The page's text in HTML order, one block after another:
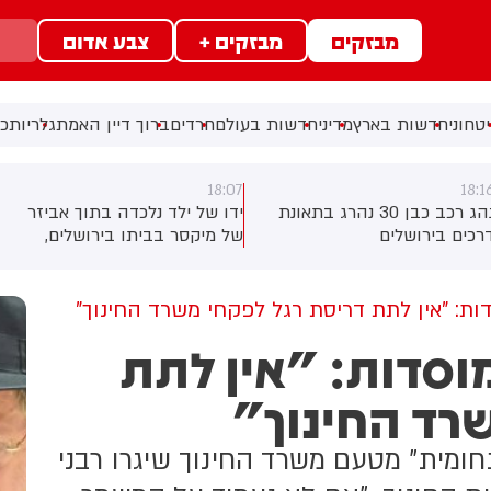
מבזקים מבזקים + צבע אדום
חדשות בארץמדיניחדשות בעולםחרדיםברוך דיין האמתגלריות
נהג רכב כבן 30 נהרג בתאונת
בירושלים
18:07
ידו של ילד נלכדה בתוך אביזר
של מיקסר בביתו בירושלים,
"אין לתת דריסת רגל לפקחי משרד החינוך"
"אין לתת
החינוך"
מטעם משרד החינוך שיגרו רבני